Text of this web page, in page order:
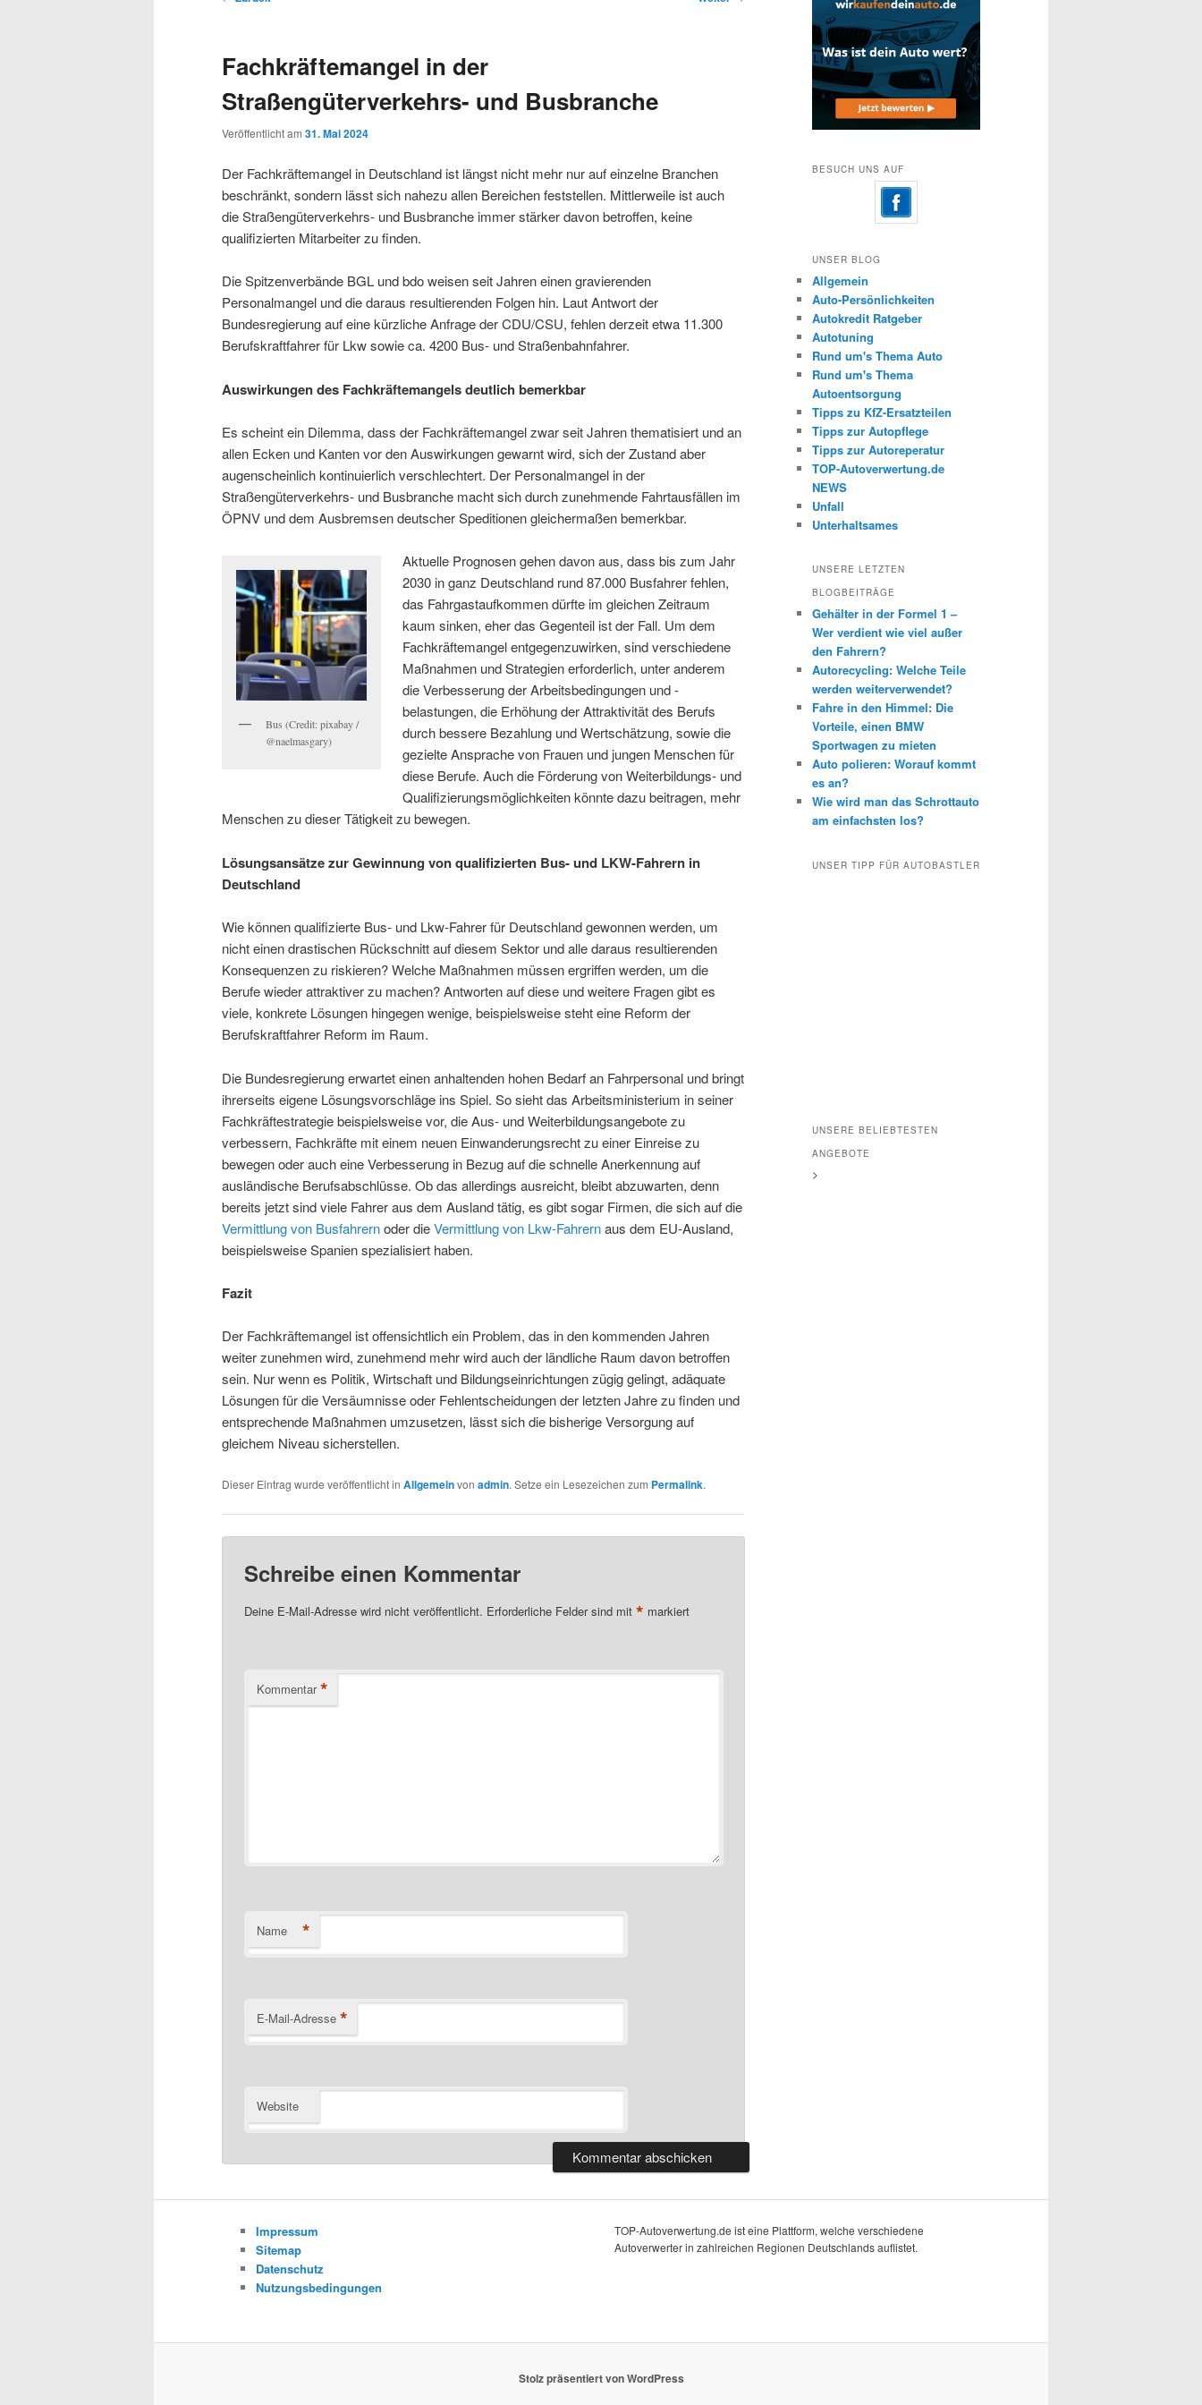
Fachkräftemangel in der
Straßengüterverkehrs- und Busbranche
Veröffentlicht am 31. Mai 2024
Der Fachkräftemangel in Deutschland ist längst nicht mehr nur auf einzelne Branchen
beschränkt, sondern lässt sich nahezu allen Bereichen feststellen. Mittlerweile ist auch
die Straßengüterverkehrs- und Busbranche immer stärker davon betroffen, keine
qualifizierten Mitarbeiter zu finden.
Die Spitzenverbände BGL und bdo weisen seit Jahren einen gravierenden
Personalmangel und die daraus resultierenden Folgen hin. Laut Antwort der
Bundesregierung auf eine kürzliche Anfrage der CDU/CSU, fehlen derzeit etwa 11.300
Berufskraftfahrer für Lkw sowie ca. 4200 Bus- und Straßenbahnfahrer.
Auswirkungen des Fachkräftemangels deutlich bemerkbar
Es scheint ein Dilemma, dass der Fachkräftemangel zwar seit Jahren thematisiert und an
allen Ecken und Kanten vor den Auswirkungen gewarnt wird, sich der Zustand aber
augenscheinlich kontinuierlich verschlechtert. Der Personalmangel in der
Straßengüterverkehrs- und Busbranche macht sich durch zunehmende Fahrtausfällen im
ÖPNV und dem Ausbremsen deutscher Speditionen gleichermaßen bemerkbar.
Bus (Credit: pixabay /
@naelmasgary)
Aktuelle Prognosen gehen davon aus, dass bis zum Jahr
2030 in ganz Deutschland rund 87.000 Busfahrer fehlen,
das Fahrgastaufkommen dürfte im gleichen Zeitraum
kaum sinken, eher das Gegenteil ist der Fall. Um dem
Fachkräftemangel entgegenzuwirken, sind verschiedene
Maßnahmen und Strategien erforderlich, unter anderem
die Verbesserung der Arbeitsbedingungen und -
belastungen, die Erhöhung der Attraktivität des Berufs
durch bessere Bezahlung und Wertschätzung, sowie die
gezielte Ansprache von Frauen und jungen Menschen für
diese Berufe. Auch die Förderung von Weiterbildungs- und
Qualifizierungsmöglichkeiten könnte dazu beitragen, mehr
Menschen zu dieser Tätigkeit zu bewegen.
Lösungsansätze zur Gewinnung von qualifizierten Bus- und LKW-Fahrern in
Deutschland
Wie können qualifizierte Bus- und Lkw-Fahrer für Deutschland gewonnen werden, um
nicht einen drastischen Rückschnitt auf diesem Sektor und alle daraus resultierenden
Konsequenzen zu riskieren? Welche Maßnahmen müssen ergriffen werden, um die
Berufe wieder attraktiver zu machen? Antworten auf diese und weitere Fragen gibt es
viele, konkrete Lösungen hingegen wenige, beispielsweise steht eine Reform der
Berufskraftfahrer Reform im Raum.
Die Bundesregierung erwartet einen anhaltenden hohen Bedarf an Fahrpersonal und bringt
ihrerseits eigene Lösungsvorschläge ins Spiel. So sieht das Arbeitsministerium in seiner
Fachkräftestrategie beispielsweise vor, die Aus- und Weiterbildungsangebote zu
verbessern, Fachkräfte mit einem neuen Einwanderungsrecht zu einer Einreise zu
bewegen oder auch eine Verbesserung in Bezug auf die schnelle Anerkennung auf
ausländische Berufsabschlüsse. Ob das allerdings ausreicht, bleibt abzuwarten, denn
bereits jetzt sind viele Fahrer aus dem Ausland tätig, es gibt sogar Firmen, die sich auf die
Vermittlung von Busfahrernoder dieVermittlung von Lkw-Fahrernaus dem EU-Ausland,
beispielsweise Spanien spezialisiert haben.
Fazit
Der Fachkräftemangel ist offensichtlich ein Problem, das in den kommenden Jahren
weiter zunehmen wird, zunehmend mehr wird auch der ländliche Raum davon betroffen
sein. Nur wenn es Politik, Wirtschaft und Bildungseinrichtungen zügig gelingt, adäquate
Lösungen für die Versäumnisse oder Fehlentscheidungen der letzten Jahre zu finden und
entsprechende Maßnahmen umzusetzen, lässt sich die bisherige Versorgung auf
gleichem Niveau sicherstellen.
Dieser Eintrag wurde veröffentlicht in Allgemeinvon admin. Setze ein Lesezeichen zum Permalink.
Schreibe einen Kommentar
Deine E-Mail-Adresse wird nicht veröffentlicht. Erforderliche Felder sind mit* markiert
Kommentar *
Name *
E-Mail-Adresse *
Website
BESUCH UNS AUF
UNSER BLOG
Allgemein
Auto-Persönlichkeiten
Autokredit Ratgeber
Autotuning
Rund um's Thema Auto
Rund um's Thema
Autoentsorgung
Tipps zu KfZ-Ersatzteilen
Tipps zur Autopflege
Tipps zur Autoreperatur
TOP-Autoverwertung.de
NEWS
Unfall
Unterhaltsames
UNSERE LETZTEN
BLOGBEITRÄGE
Gehälter in der Formel 1 –
Wer verdient wie viel außer
den Fahrern?
Autorecycling: Welche Teile
werden weiterverwendet?
Fahre in den Himmel: Die
Vorteile, einen BMW
Sportwagen zu mieten
Auto polieren: Worauf kommt
es an?
Wie wird man das Schrottauto
am einfachsten los?
UNSER TIPP FÜR AUTOBASTLER
UNSERE BELIEBTESTEN
ANGEBOTE
>
Impressum
Sitemap
Datenschutz
Nutzungsbedingungen
TOP-Autoverwertung.de ist eine Plattform, welche verschiedene
Autoverwerter in zahlreichen Regionen Deutschlands auflistet.
Stolz präsentiert von WordPress